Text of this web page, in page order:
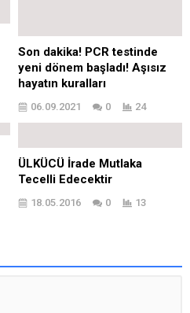
Son dakika! PCR testinde
yeni dönem başladı! Aşısız
hayatın kuralları
06.09.2021 0 24
ÜLKÜCÜ İrade Mutlaka
Tecelli Edecektir
18.05.2016 0 13